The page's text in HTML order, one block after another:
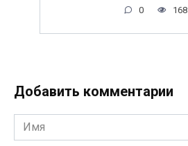
0 168
Добавить комментарии
Имя
*